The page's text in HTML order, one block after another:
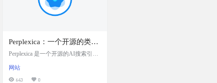
Perplexica：一个开源的类
Perplexity AI 搜索引擎
Perplexica 是一个开源的AI搜索引擎
基于 SearxNG，该引擎能够从多个
搜索服务和数据库聚合搜索结果，
网站
643 0